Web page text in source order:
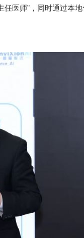
医师”，同时通过本